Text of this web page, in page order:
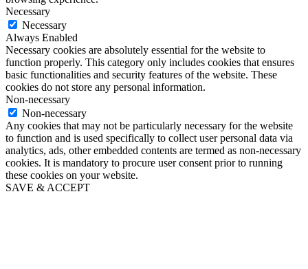
Necessary
Necessary
Always Enabled
Necessary cookies are absolutely essential for the website to
function properly. This category only includes cookies that ensures
basic functionalities and security features of the website. These
cookies do not store any personal information.
Non-necessary
Non-necessary
Any cookies that may not be particularly necessary for the website
to function and is used specifically to collect user personal data via
analytics, ads, other embedded contents are termed as non-necessary
cookies. It is mandatory to procure user consent prior to running
these cookies on your website.
SAVE & ACCEPT